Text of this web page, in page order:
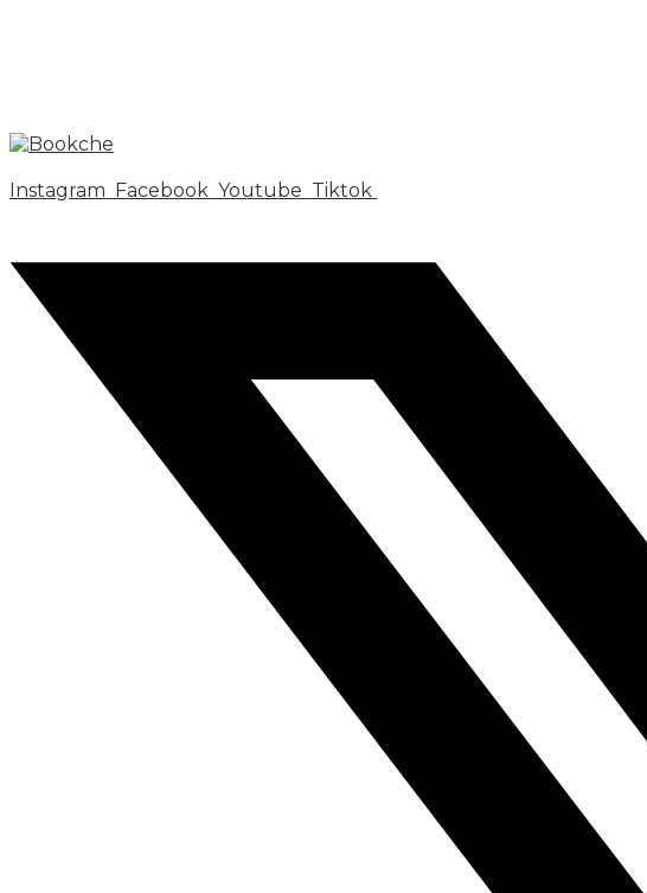
Instagram Facebook Youtube Tiktok